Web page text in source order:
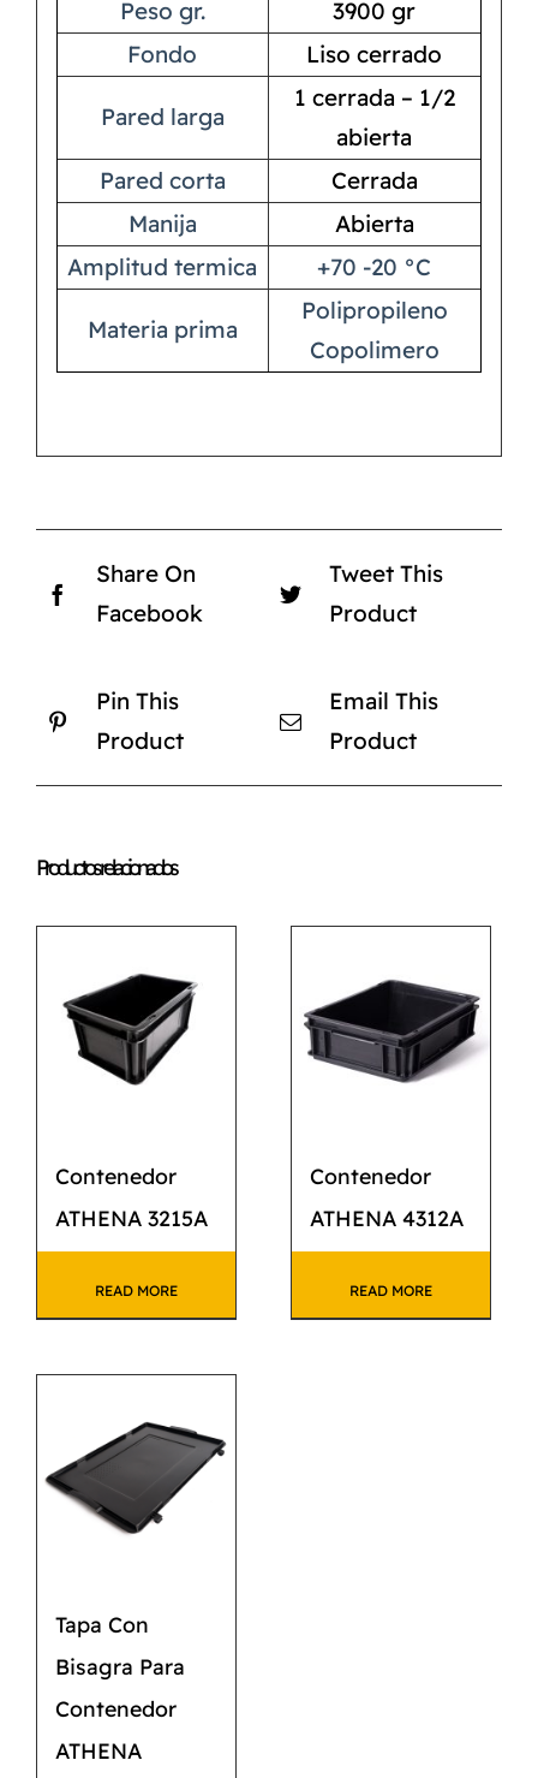
Peso gr.
3900 gr
Fondo
Liso cerrado
Pared larga
1 cerrada – 1/2
abierta
Pared corta
Cerrada
Manija
Abierta
Amplitud termica
+70 -20 °C
Materia prima
Polipropileno
Copolimero
Share On
Facebook
Tweet This
Product
Pin This
Product
Email This
Product
Productos relacionados
Contenedor
ATHENA 3215A
READ MORE
Contenedor
ATHENA 4312A
READ MORE
Tapa Con
Bisagra Para
Contenedor
ATHENA